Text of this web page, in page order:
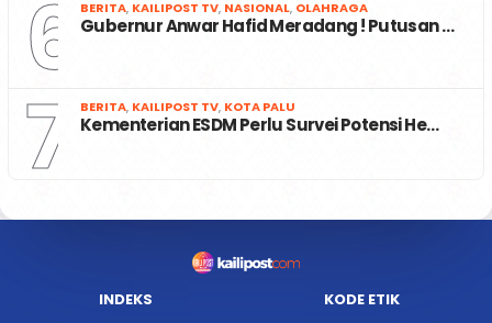
6 BERITA, KAILIPOST TV, NASIONAL, OLAHRAGA
Gubernur Anwar Hafid Meradang ! Putusan …
7 BERITA, KAILIPOST TV, KOTA PALU
Kementerian ESDM Perlu Survei Potensi He…
INDEKS
KODE ETIK